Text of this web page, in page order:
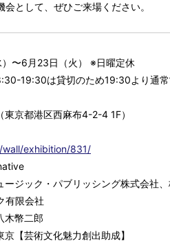
として、ぜひご来場ください。
〜6月23日（火） ※日曜定休
は貸切のため19:30より通常
京都港区西麻布4-2-4 1F）
exhibition/831/
ジック・パブリッシング株式会社
有限会社
木幣二郎
【芸術文化魅力創出助成】